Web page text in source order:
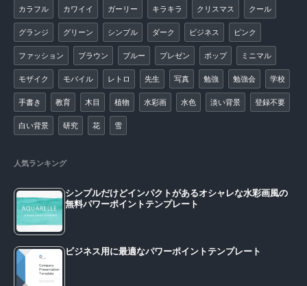
カラフル カワイイ ガーリー キラキラ クリスマス クール
グランジ グリーン シンプル ダーク ビジネス ピンク
ファッション ブラウン ブルー プレゼン ポップ ミニマル
モザイク モバイル レトロ 先生 写真 勉強 勉強会 学校
手書き 教育 木目 植物 水彩画 水色 淡い背景 登録不要
白い背景 研究 花 雪
人気ランキング
シンプルだけどインパクトがあるオシャレな水彩画風の
無料パワーポイントテンプレート
ビジネス用に最適なパワーポイントテンプレート